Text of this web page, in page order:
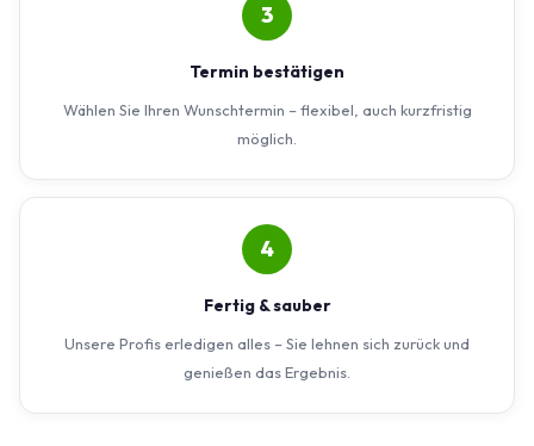
3
Termin bestätigen
Wählen Sie Ihren Wunschtermin – flexibel, auch kurzfristig
möglich.
4
Fertig & sauber
Unsere Profis erledigen alles – Sie lehnen sich zurück und
genießen das Ergebnis.